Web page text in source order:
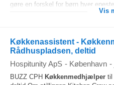
gøre en forskel for børn hver
Vis
Køkkenassistent -
Rådhuspladsen, deltid
Hospitunity ApS - København -
BUZZ CPH Køkkenmedhjælper til